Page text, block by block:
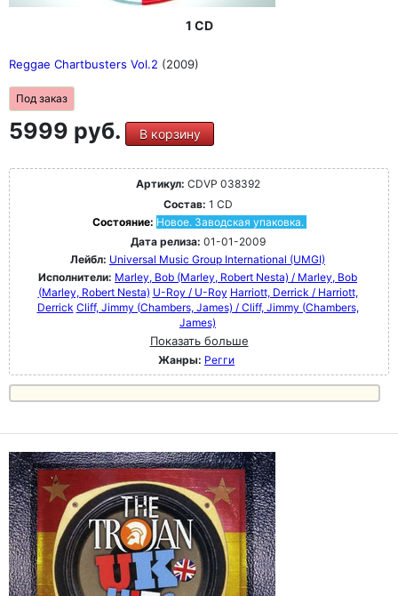
1 CD
Reggae Chartbusters Vol.2 (2009)
Под заказ
5999 руб. В корзину
Артикул: CDVP 038392
Состав: 1 CD
Состояние: Новое. Заводская упаковка.
Дата релиза: 01-01-2009
Лейбл: Universal Music Group International (UMGI)
Исполнители: Marley, Bob (Marley, Robert Nesta) / Marley, Bob
(Marley, Robert Nesta) U-Roy / U-Roy Harriott, Derrick / Harriott,
Derrick Cliff, Jimmy (Chambers, James) / Cliff, Jimmy (Chambers,
James)
Показать больше
Жанры: Регги